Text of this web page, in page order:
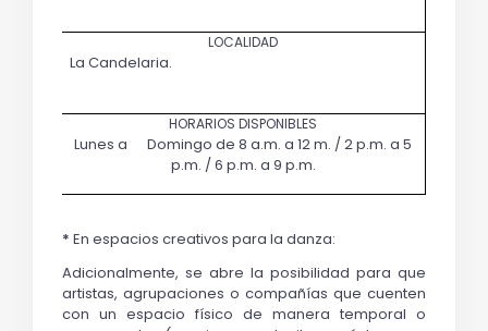
La Candelaria.
Lunes a Domingo de 8 a.m. a 12 m. / 2 p.m. a 5
p.m. / 6 p.m. a 9 p.m.
* En espacios creativos para la danza:
Adicionalmente, se abre la posibilidad para que
artistas, agrupaciones o compañías que cuenten
con un espacio físico de manera temporal o